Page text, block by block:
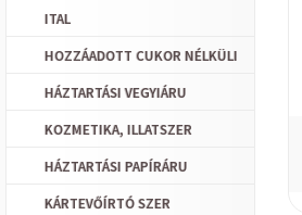
ITAL
HOZZÁADOTT CUKOR NÉLKÜLI
HÁZTARTÁSI VEGYIÁRU
KOZMETIKA, ILLATSZER
HÁZTARTÁSI PAPÍRÁRU
KÁRTEVŐÍRTÓ SZER